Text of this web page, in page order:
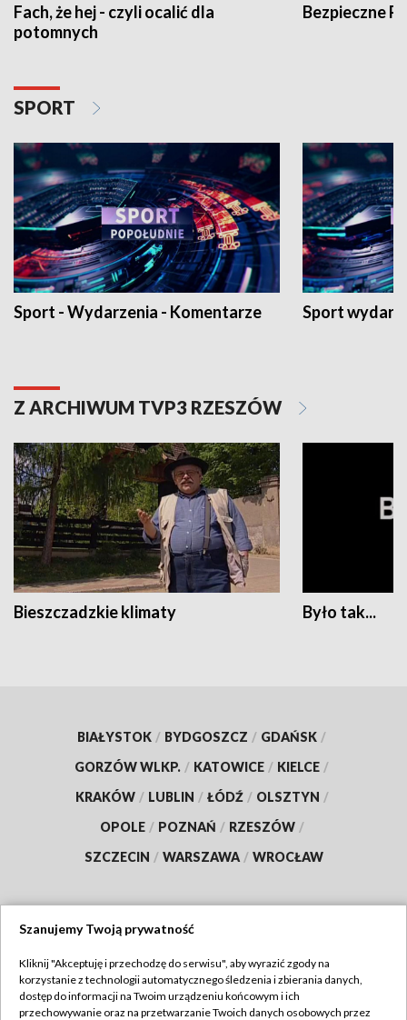
Fach, że hej - czyli ocalić dla
potomnych
Bezpieczne
SPORT
Sport - Wydarzenia - Komentarze Sport
Z ARCHIWUM TVP3 RZESZÓW
Bieszczadzkie klimaty Było tak...
BIAŁYSTOK / BYDGOSZCZ / GDAŃSK /
GORZÓW WLKP. / KATOWICE / KIELCE /
KRAKÓW / LUBLIN / ŁÓDŹ / OLSZTYN /
OPOLE / POZNAŃ / RZESZÓW /
SZCZECIN / WARSZAWA / WROCŁAW
TVP
Abonament TVP
Szanujemy Twoją prywatność
Kliknij "Akceptuję i przechodzę do serwisu", aby wyrazić zgody na
korzystanie z technologii automatycznego śledzenia i zbierania danych,
dostęp do informacji na Twoim urządzeniu końcowym i ich
przechowywanie oraz na przetwarzanie Twoich danych osobowych przez